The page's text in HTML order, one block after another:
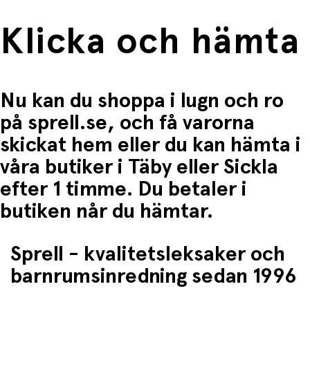
Klicka och hämta
Nu kan du shoppa i lugn och ro
på sprell.se, och få varorna
skickat hem eller du kan hämta i
våra butiker i Täby eller Sickla
efter 1 timme. Du betaler i
butiken når du hämtar.
Sprell - kvalitetsleksaker och
barnrumsinredning sedan 1996